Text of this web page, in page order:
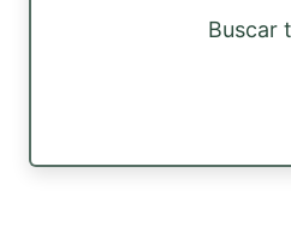
Buscar